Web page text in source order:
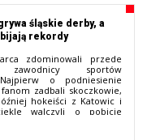
w tej materii i
wyselekcjonować
wydarzenia 2021 roku,
ograniczając się tylko do
śląskie derby, a
rekordy
zdominowali przede
zawodnicy sportów
o podniesienie
zadbali skoczkowie,
hokeiści z Katowic i
walczyli o pobicie